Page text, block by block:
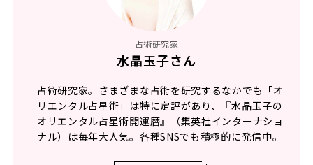
占術研究家
水晶玉子さん
占術研究家。さまざまな占術を研究するなかでも「オ
リエンタル占星術」は特に定評があり、『水晶玉子の
オリエンタル占星術開運暦』（集英社インターナショ
ナル）は毎年大人気。各種SNSでも積極的に発信中。